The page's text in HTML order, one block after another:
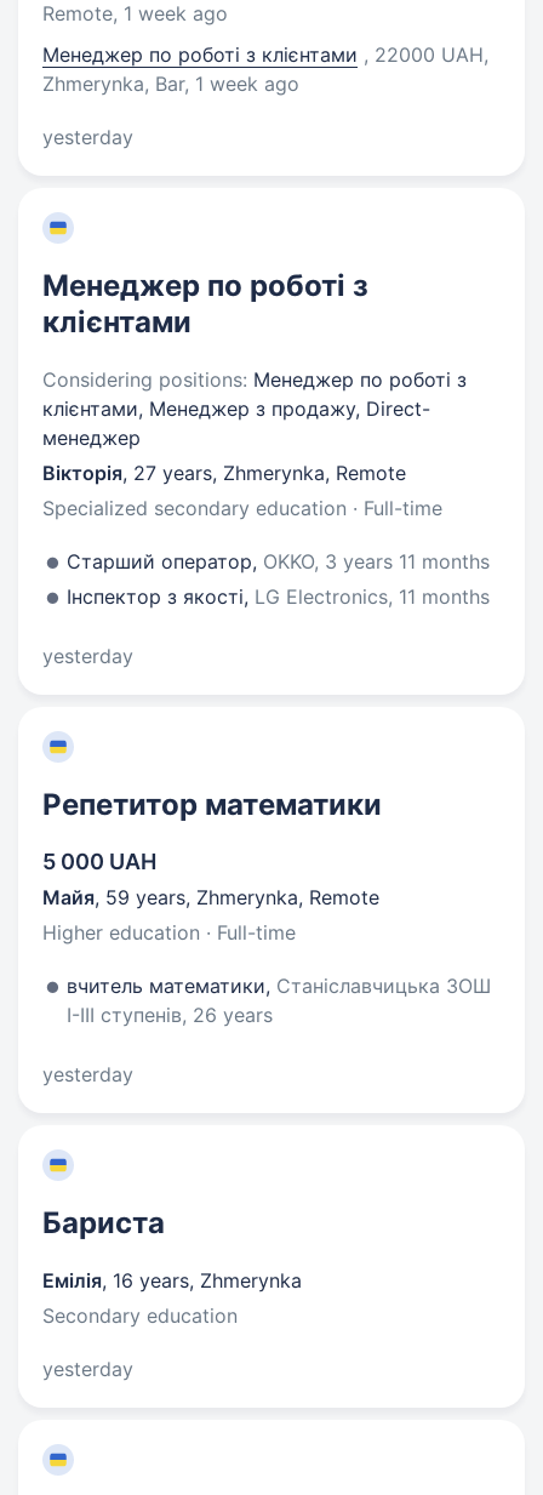
Remote, 1 week ago
Менеджер по роботі з клієнтами , 22000 UAH,
Zhmerynka, Bar, 1 week ago
yesterday
Менеджер по роботі з
клієнтами
Considering positions: Менеджер по роботі з
клієнтами, Менеджер з продажу, Direct-
менеджер
Вікторія, 27 years, Zhmerynka, Remote
Specialized secondary education · Full-time
Старший оператор, OKKO, 3 years 11 months
Інспектор з якості, LG Electronics, 11 months
yesterday
Репетитор математики
5 000 UAH
Майя, 59 years, Zhmerynka, Remote
Higher education · Full-time
вчитель математики, Станіславчицька ЗОШ
І-ІІІ ступенів, 26 years
yesterday
Бариста
Емілія, 16 years, Zhmerynka
Secondary education
yesterday